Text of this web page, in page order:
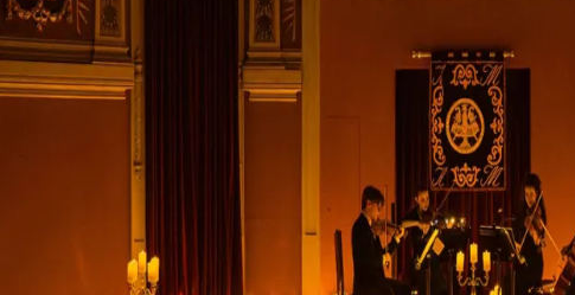
Londres
experiências e cidades
São Paulo
exposições
Seul